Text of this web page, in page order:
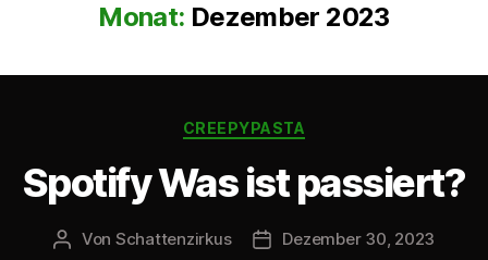
Monat: Dezember 2023
Kategorien
CREEPYPASTA
Spotify Was ist passiert?
Beitragsautor
Von Schattenzirkus Beitragsdatum
Dezember 30, 2023